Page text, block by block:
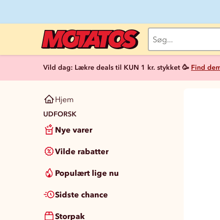
Vild dag: Lækre deals til KUN 1 kr. stykket 🥳 Find
Hjem
UDFORSK
Nye varer
Vilde rabatter
Populært lige nu
Sidste chance
Storpak